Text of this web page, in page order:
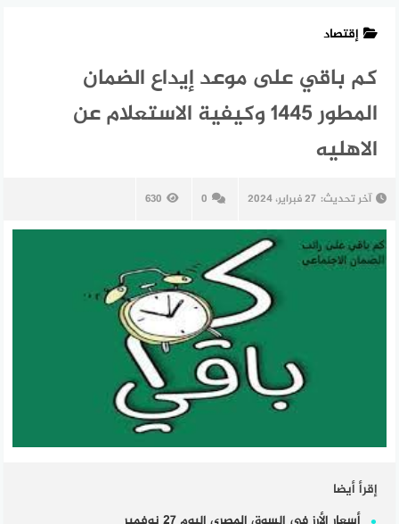
إقتصاد
كم باقي على موعد إيداع الضمان
المطور 1445 وكيفية الاستعلام عن
الاهليه
آخر تحديث: 27 فبراير، 2024 0
630
إقرأ أيضا